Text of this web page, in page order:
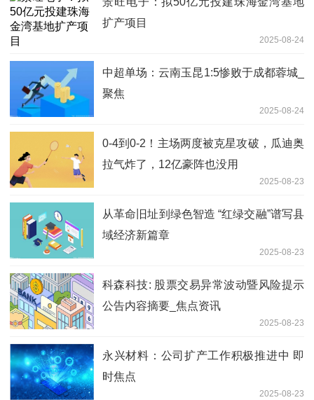
扩产项目
2025-08-24
中超单场：云南玉昆1:5惨败于成都蓉城_
聚焦
2025-08-24
0-4到0-2！主场两度被克星攻破，瓜迪奥
拉气炸了，12亿豪阵也没用
2025-08-23
从革命旧址到绿色智造 “红绿交融”谱写县
域经济新篇章
2025-08-23
科森科技: 股票交易异常波动暨风险提示
公告内容摘要_焦点资讯
2025-08-23
永兴材料：公司扩产工作积极推进中 即
时焦点
2025-08-23